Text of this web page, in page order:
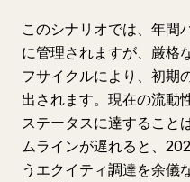
このシナリオでは、年間
に管理されますが、厳格
フサイクルにより、初期
出されます。現在の流動
ステータスに達すること
ムラインが遅れると、
うエクイティ調達を余儀